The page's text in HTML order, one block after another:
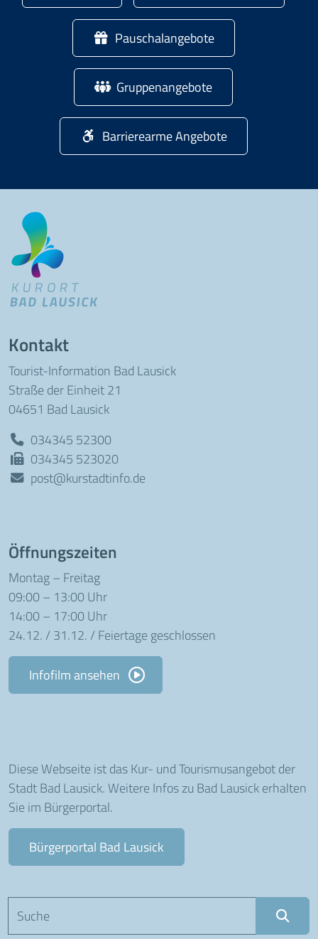
Pauschalangebote
Gruppenangebote
Barrierearme Angebote
Kontakt
Tourist-Information Bad Lausick
Straße der Einheit 21
04651 Bad Lausick
034345 52300
034345 523020
post@kurstadtinfo.de
Öffnungszeiten
Montag – Freitag
09:00 – 13:00 Uhr
14:00 – 17:00 Uhr
24.12. / 31.12. / Feiertage geschlossen
Infofilm ansehen
Diese Webseite ist das Kur- und Tourismusangebot der
Stadt Bad Lausick. Weitere Infos zu Bad Lausick erhalten
Sie im Bürgerportal.
Bürgerportal Bad Lausick